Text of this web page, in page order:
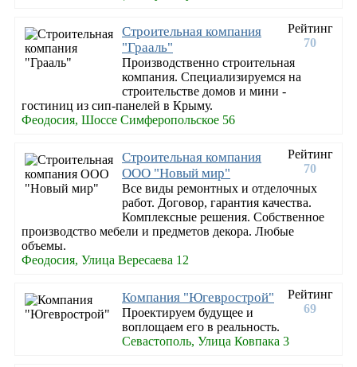
Рейтинг
70
Строительная компания
"Грааль"
Производственно строительная
компания. Специализируемся на
строительстве домов и мини -
гостиниц из сип-панелей в Крыму.
Феодосия, Шоссе Симферопольское 56
Рейтинг
70
Строительная компания
ООО "Новый мир"
Все виды ремонтных и отделочных
работ. Договор, гарантия качества.
Комплексные решения. Собственное
производство мебели и предметов декора. Любые
объемы.
Феодосия, Улица Вересаева 12
Рейтинг
69
Компания "Югеврострой"
Проектируем будущее и
воплощаем его в реальность.
Севастополь, Улица Ковпака 3